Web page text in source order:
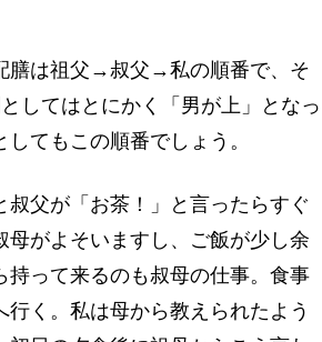
膳は祖父→叔父→私の順番で、そ
してはとにかく「男が上」となっ
てもこの順番でしょう。
父が「お茶！」と言ったらすぐ
がよそいますし、ご飯が少し余
持って来るのも叔母の仕事。食事
く。私は母から教えられたよう